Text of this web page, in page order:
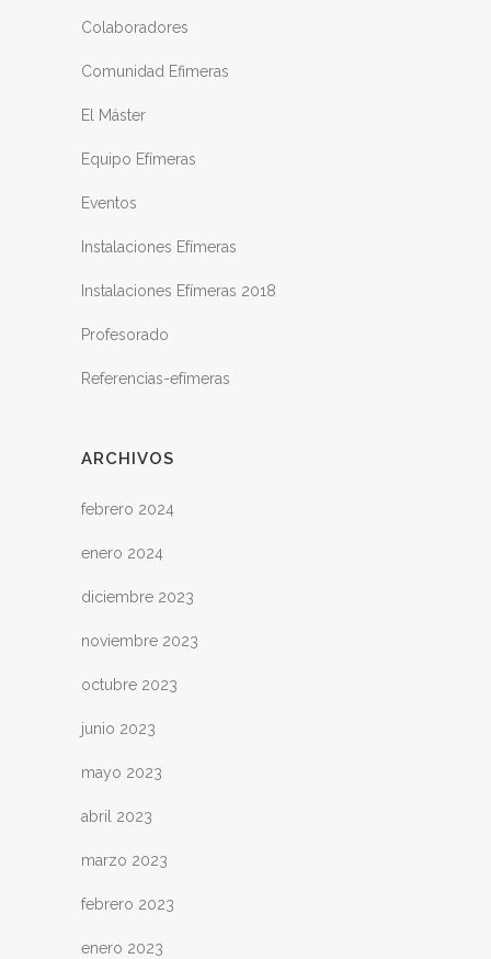
Colaboradores
Comunidad Efimeras
El Máster
Equipo Efímeras
Eventos
Instalaciones Efímeras
Instalaciones Efímeras 2018
Profesorado
Referencias-efímeras
ARCHIVOS
febrero 2024
enero 2024
diciembre 2023
noviembre 2023
octubre 2023
junio 2023
mayo 2023
abril 2023
marzo 2023
febrero 2023
enero 2023